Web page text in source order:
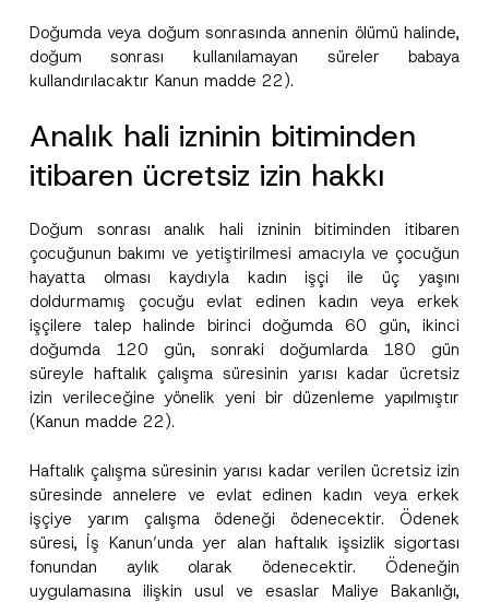
Doğumda veya doğum sonrasında annenin ölümü halinde,
doğum sonrası kullanılamayan süreler babaya
kullandırılacaktır Kanun madde 22).
Analık hali izninin bitiminden
itibaren ücretsiz izin hakkı
Doğum sonrası analık hali izninin bitiminden itibaren
çocuğunun bakımı ve yetiştirilmesi amacıyla ve çocuğun
hayatta olması kaydıyla kadın işçi ile üç yaşını
doldurmamış çocuğu evlat edinen kadın veya erkek
işçilere talep halinde birinci doğumda 60 gün, ikinci
doğumda 120 gün, sonraki doğumlarda 180 gün
süreyle haftalık çalışma süresinin yarısı kadar ücretsiz
izin verileceğine yönelik yeni bir düzenleme yapılmıştır
(Kanun madde 22).
Haftalık çalışma süresinin yarısı kadar verilen ücretsiz izin
süresinde annelere ve evlat edinen kadın veya erkek
işçiye yarım çalışma ödeneği ödenecektir. Ödenek
süresi, İş Kanun’unda yer alan haftalık işsizlik sigortası
fonundan aylık olarak ödenecektir. Ödeneğin
uygulamasına ilişkin usul ve esaslar Maliye Bakanlığı,
Ad*
Soyad*
P
i
v
c